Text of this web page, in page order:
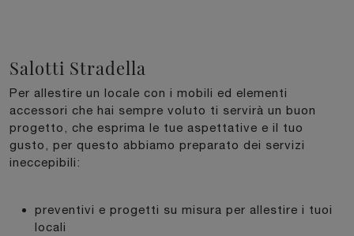
Salotti Stradella
Per allestire un locale con i mobili ed elementi
accessori che hai sempre voluto ti servirà un buon
progetto, che esprima le tue aspettative e il tuo
gusto, per questo abbiamo preparato dei servizi
ineccepibili:
preventivi e progetti su misura per allestire i tuoi
locali